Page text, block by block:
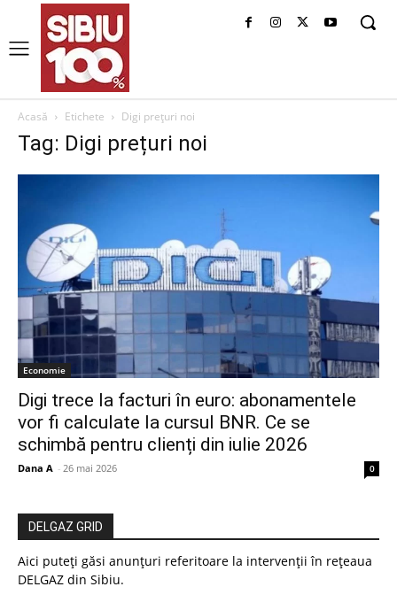
Acasă Etichete Digi prețuri noi
Tag: Digi prețuri noi
Economie
Digi trece la facturi în euro: abonamentele
vor fi calculate la cursul BNR. Ce se
schimbă pentru clienți din iulie 2026
Dana A - 26 mai 2026 0
DELGAZ GRID
Aici puteți găsi anunțuri referitoare la intervenții în rețeaua
DELGAZ din Sibiu.